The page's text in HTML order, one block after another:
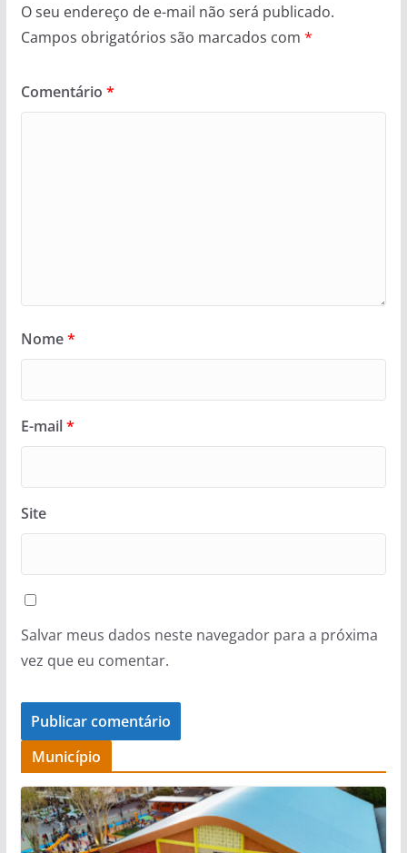
O seu endereço de e-mail não será publicado.
Campos obrigatórios são marcados com *
Comentário *
Nome*
E-mail*
Site
Salvar meus dados neste navegador para a próxima
vez que eu comentar.
Município